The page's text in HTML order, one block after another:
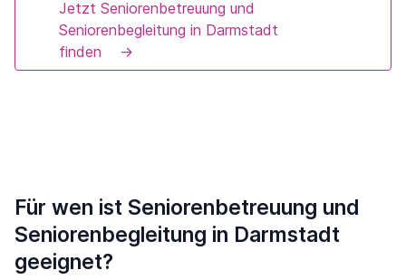
Jetzt Seniorenbetreuung und
Seniorenbegleitung in Darmstadt
finden
→
Für wen ist Seniorenbetreuung und
Seniorenbegleitung in Darmstadt
geeignet?